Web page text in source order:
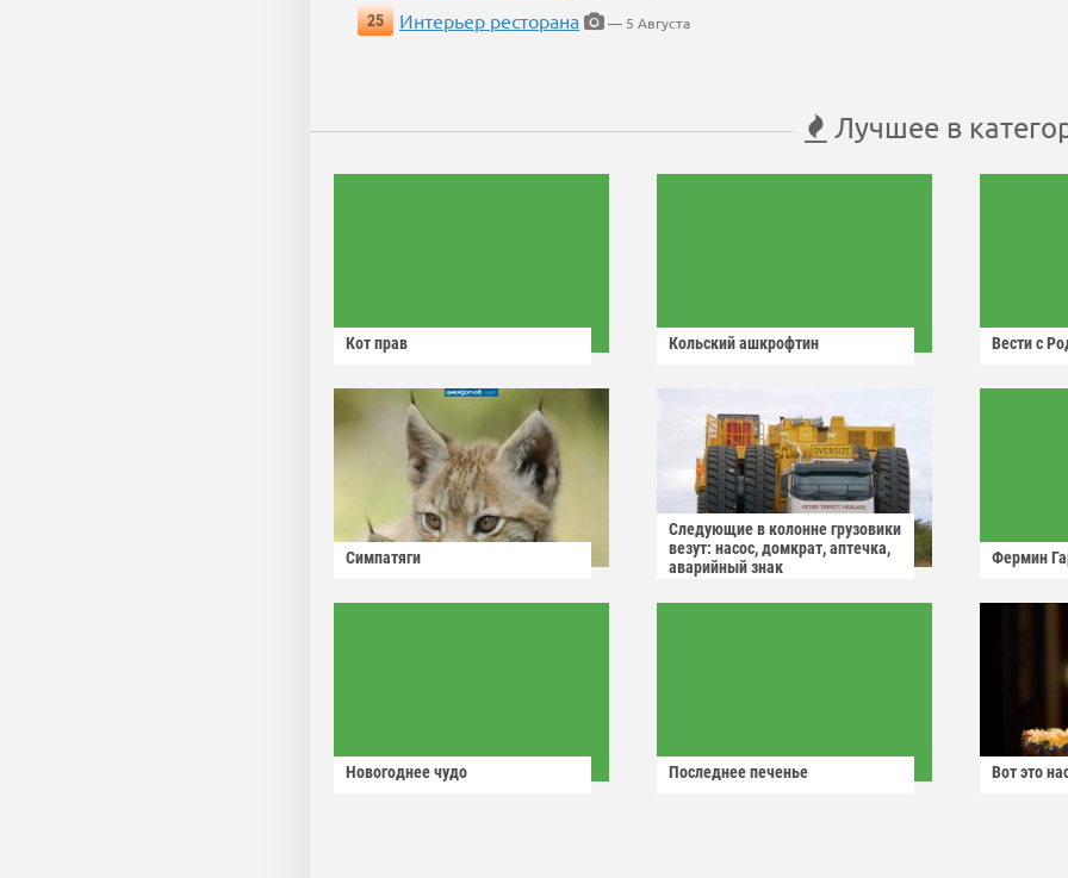
25
Интерьер ресторана — 5 Августа
Лучшее в
Кот прав Кольский ашкрофтин Вести с
Симпатяги
Следующие в колонне грузовики
везут: насос, домкрат, аптечка,
аварийный знак
Фермин
Новогоднее чудо Последнее печенье Вот это